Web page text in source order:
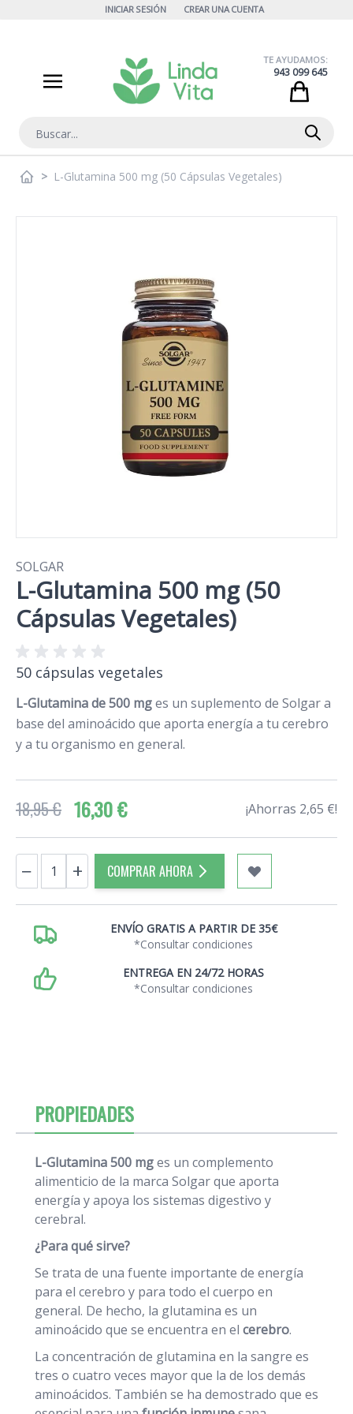
INICIAR SESIÓN CREAR UNA CUENTA
Buscar
TE AYUDAMOS:
943 099 645
> L-Glutamina 500 mg (50 Cápsulas Vegetales)
SOLGAR
L-Glutamina 500 mg (50
Cápsulas Vegetales)
50 cápsulas vegetales
L-Glutamina de 500 mges un suplemento de Solgar a
base del aminoácido que aporta energía a tu cerebro
y a tu organismo en general.
18,95 € 16,30 € ¡Ahorras 2,65 €!
Cantidad
− + COMPRAR AHORA
ENVÍO GRATIS A PARTIR DE 35€
*Consultar condiciones
ENTREGA EN 24/72 HORAS
*Consultar condiciones
PROPIEDADES
L-Glutamina 500 mges un complemento
alimenticio de la marca Solgar que aporta
energía y apoya los sistemas digestivo y
cerebral.
¿Para qué sirve?
Se trata de una fuente importante de energía
para el cerebro y para todo el cuerpo en
general. De hecho, la glutamina es un
aminoácido que se encuentra en el cerebro.
La concentración de glutamina en la sangre es
tres o cuatro veces mayor que la de los demás
aminoácidos. También se ha demostrado que es